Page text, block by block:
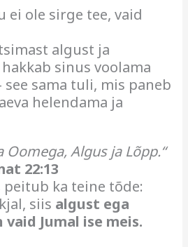
ei ole sirge tee, vaid
algust ja
sinus voolama
see sama tuli, mis paneb
helendama ja
Oomega, Algus ja Lõpp.“
22:13
peitub ka teine tõde:
siis algust ega
vaid Jumal ise meis.